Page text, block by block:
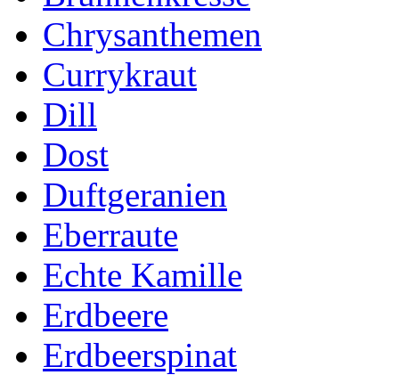
Chrysanthemen
Currykraut
Dill
Dost
Duftgeranien
Eberraute
Echte Kamille
Erdbeere
Erdbeerspinat